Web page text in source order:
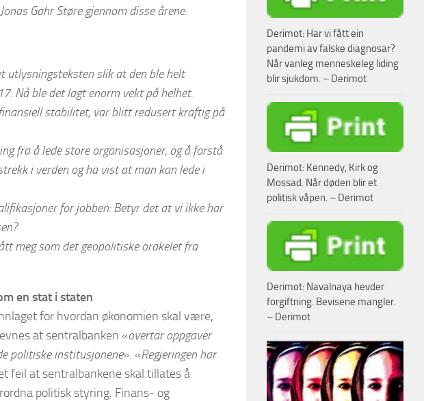
Gahr Støre gjennom disse årene.
utlysningsteksten slik at den ble helt
Nå ble det lagt enorm vekt på helhet.
stabilitet, var blitt redusert kraftig på
fra å lede store organisasjoner, og å forstå
i verden og ha vist at man kan lede i
for jobben: Betyr det at vi ikke har
meg som det geopolitiske orakelet fra
en stat i staten
for hvordan økonomien skal være,
at sentralbanken «overtar oppgaver
politiske institusjonene». «Regjeringen har
feil at sentralbankene skal tillates å
politisk styring. Finans- og
Derimot: Har vi fått ein
pandemi av falske diagnosar?
Når vanleg menneskeleg liding
blir sjukdom. – Derimot
Derimot: Kennedy, Kirk og
Mossad. Når døden blir et
politisk våpen. – Derimot
Derimot: Navalnaya hevder
forgiftning. Bevisene mangler.
– Derimot